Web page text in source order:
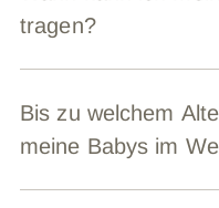
tragen?
Bis zu welchem
meine Babys im